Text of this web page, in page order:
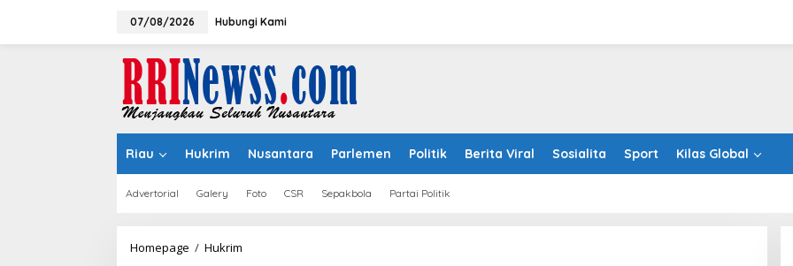
07/08/2026 Hubungi Kami
Riau Hukrim Nusantara Parlemen Politik Berita Viral Sosialita Sport Kilas Global
Advertorial Galery Foto CSR Sepakbola Partai Politik
Homepage / Hukrim